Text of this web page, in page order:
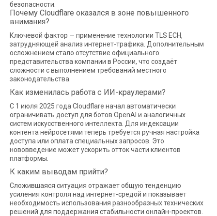
безопасности.
Почему Cloudflare оказался в зоне повышенного
внимания?
Ключевой фактор — применение технологии TLS ECH,
затрудняющей анализ интернет-трафика. Дополнительным
осложнением стало отсутствие официального
представительства компании в России, что создаёт
сложности с выполнением требований местного
законодательства.
Как изменилась работа с ИИ-краулерами?
С 1 июля 2025 года Cloudflare начал автоматически
ограничивать доступ для ботов OpenAI и аналогичных
систем искусственного интеллекта. Для индексации
контента нейросетями теперь требуется ручная настройка
доступа или оплата специальных запросов. Это
нововведение может ускорить отток части клиентов
платформы.
К каким выводам прийти?
Сложившаяся ситуация отражает общую тенденцию
усиления контроля над интернет-средой и показывает
необходимость использования разнообразных технических
решений для поддержания стабильности онлайн-проектов.